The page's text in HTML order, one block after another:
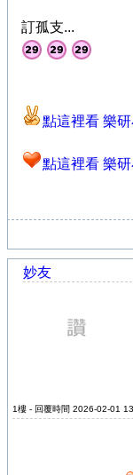
訂孤支...
點這裡看 樂
點這裡看 樂
妙友
1樓 - 回覆時間 2026-02-01